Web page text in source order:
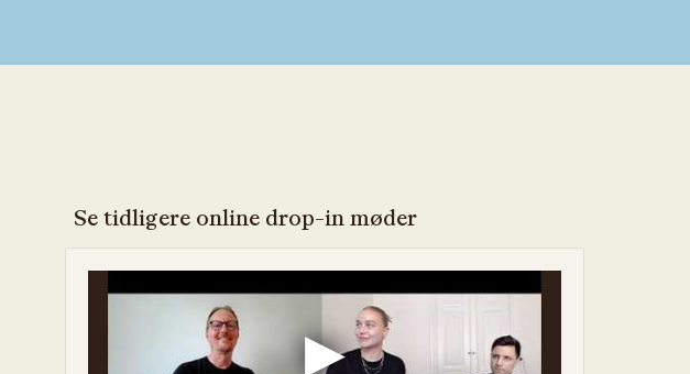
Se tidligere online drop-in møder